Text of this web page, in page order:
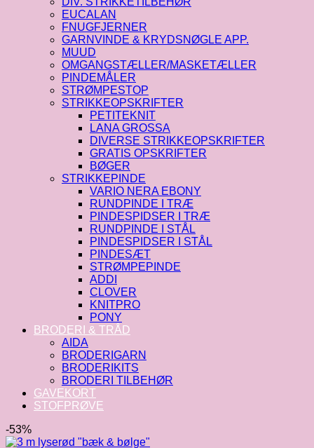
EUCALAN
FNUGFJERNER
GARNVINDE & KRYDSNØGLE APP.
MUUD
OMGANGSTÆLLER/MASKETÆLLER
PINDEMÅLER
STRØMPESTOP
STRIKKEOPSKRIFTER
PETITEKNIT
LANA GROSSA
DIVERSE STRIKKEOPSKRIFTER
GRATIS OPSKRIFTER
BØGER
STRIKKEPINDE
VARIO NERA EBONY
RUNDPINDE I TRÆ
PINDESPIDSER I TRÆ
RUNDPINDE I STÅL
PINDESPIDSER I STÅL
PINDESÆT
STRØMPEPINDE
ADDI
CLOVER
KNITPRO
PONY
BRODERI & TRÅD
AIDA
BRODERIGARN
BRODERIKITS
BRODERI TILBEHØR
GAVEKORT
STOFPRØVE
-53%